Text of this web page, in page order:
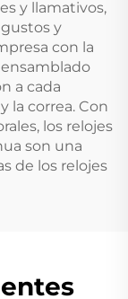
y llamativos,
y
con la
ensamblado
a cada
la correa. Con
los relojes
son una
de los relojes